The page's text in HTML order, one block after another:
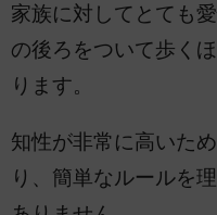
家族に対してとても
の後ろをついて歩く
ります。
知性が非常に高いた
り、簡単なルールを